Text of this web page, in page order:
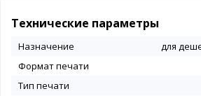
Технические параметры
Назначение
для
Формат печати
Тип печати